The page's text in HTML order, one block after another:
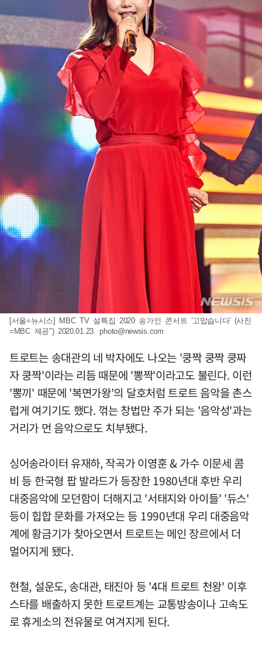
[서울=뉴시스] MBC TV 설특집 2020 송가인 콘서트 '고맙습니다' (사진
=MBC 제공") 2020.01.23.photo@newsis.com
트로트는 송대관의 네 박자에도 나오는 '쿵짝 쿵짝 쿵짜
자 쿵짝'이라는 리듬 때문에 '뽕짝'이라고도 불린다. 이런
'뽕끼' 때문에 '복면가왕'의 달호처럼 트로트 음악을 촌스
럽게 여기기도 했다. 꺾는 창법만 주가 되는 '음악성'과는
거리가 먼 음악으로도 치부됐다.
싱어송라이터 유재하, 작곡가 이영훈 & 가수 이문세 콤
비 등 한국형 팝 발라드가 등장한 1980년대 후반 우리
대중음악에 모던함이 더해지고 '서태지와 아이들' '듀스'
등이 힙합 문화를 가져오는 등 1990년대 우리 대중음악
계에 황금기가 찾아오면서 트로트는 메인 장르에서 더
멀어지게 됐다.
현철, 설운도, 송대관, 태진아 등 '4대 트로트 천왕' 이후
스타를 배출하지 못한 트로트계는 교통방송이나 고속도
로 휴게소의 전유물로 여겨지게 된다.